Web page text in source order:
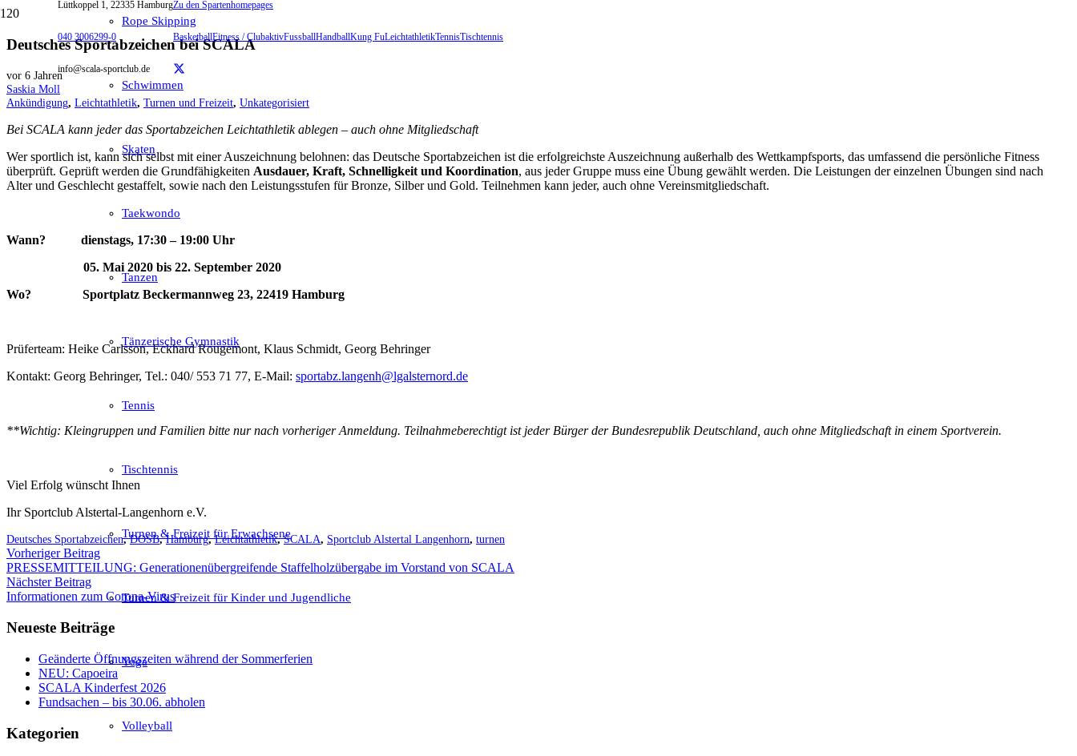
Lüttkoppel 1, 22335 Hamburg
040 3006299-0
info@scala-sportclub.de
Zu den Spartenhomepages
BasketballFitness / ClubaktivFussballHandballKung FuLeichtathletikTennisTischtennis
Rope Skipping
Schwimmen
Skaten
Taekwondo
Tanzen
Tänzerische Gymnastik
Tennis
Tischtennis
Turnen & Freizeit für Erwachsene
Turnen & Freizeit für Kinder und Jugendliche
Yoga
Volleyball
Deutsches Sportabzeichen bei SCALA
vor 6 Jahren
Saskia Moll
Ankündigung, Leichtathletik, Turnen und Freizeit, Unkategorisiert
Bei SCALA kann jeder das Sportabzeichen Leichtathletik ablegen – auch ohne Mitgliedschaft
Wer sportlich ist, kann sich selbst mit einer Auszeichnung belohnen: das Deutsche Sportabzeichen ist die erfolgreichste Auszeichnung außerhalb des Wettkampfsports, das umfassend die persönliche Fitness
überprüft. Geprüft werden die Grundfähigkeiten Ausdauer, Kraft, Schnelligkeit und Koordination, aus jeder Gruppe muss eine Übung gewählt werden. Die Leistungen der einzelnen Übungen sind nach
Alter und Geschlecht gestaffelt, sowie nach den Leistungsstufen für Bronze, Silber und Gold. Teilnehmen kann jeder, auch ohne Vereinsmitgliedschaft.
Wann? dienstags, 17:30 – 19:00 Uhr
05. Mai 2020 bis 22. September 2020
Wo? Sportplatz Beckermannweg 23, 22419 Hamburg
Prüferteam: Heike Carlsson, Eckhard Rougemont, Klaus Schmidt, Georg Behringer
Kontakt: Georg Behringer, Tel.: 040/ 553 71 77, E-Mail: sportabz.langenh@lgalsternord.de
**Wichtig: Kleingruppen und Familien bitte nur nach vorheriger Anmeldung. Teilnahmeberechtigt ist jeder Bürger der Bundesrepublik Deutschland, auch ohne Mitgliedschaft in einem Sportverein.
Viel Erfolg wünscht Ihnen
Ihr Sportclub Alstertal-Langenhorn e.V.
Deutsches Sportabzeichen,DOSB,Hamburg,Leichtathletik,SCALA, Sportclub Alstertal Langenhorn, turnen
Vorheriger Beitrag
PRESSEMITTEILUNG: Generationenübergreifende Staffelholzübergabe im Vorstand von SCALA
Nächster Beitrag
Informationen zum Corona-Virus
Neueste Beiträge
Geänderte Öffnungszeiten während der Sommerferien
NEU: Capoeira
SCALA Kinderfest 2026
Fundsachen – bis 30.06. abholen
Kategorien